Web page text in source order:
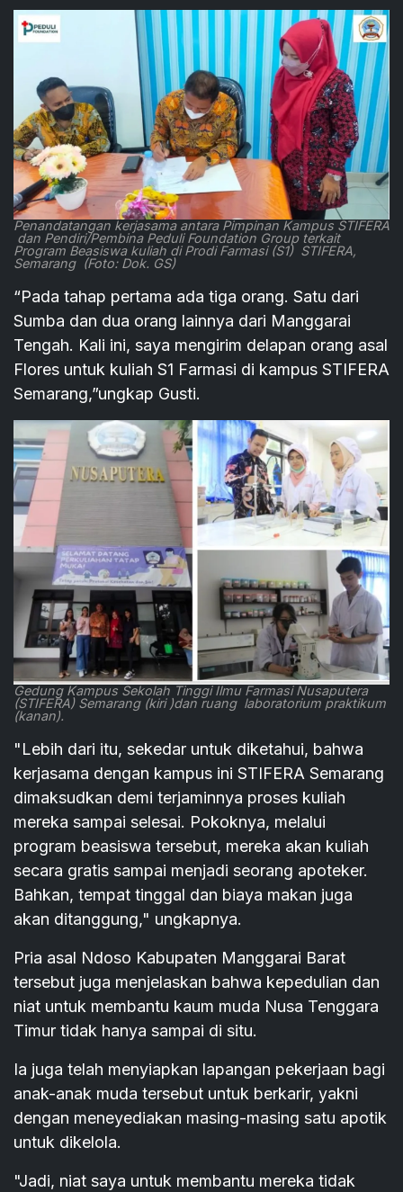
Penandatangan kerjasama antara Pimpinan Kampus STIFERA
dan Pendiri/Pembina Peduli Foundation Group terkait
Program Beasiswa kuliah di Prodi Farmasi (S1) STIFERA,
Semarang (Foto: Dok. GS)
“Pada tahap pertama ada tiga orang. Satu dari
Sumba dan dua orang lainnya dari Manggarai
Tengah. Kali ini, saya mengirim delapan orang asal
Flores untuk kuliah S1 Farmasi di kampus STIFERA
Semarang,”ungkap Gusti.
Gedung Kampus Sekolah Tinggi Ilmu Farmasi Nusaputera
(STIFERA) Semarang (kiri )dan ruang laboratorium praktikum
(kanan).
"Lebih dari itu, sekedar untuk diketahui, bahwa
kerjasama dengan kampus ini STIFERA Semarang
dimaksudkan demi terjaminnya proses kuliah
mereka sampai selesai. Pokoknya, melalui
program beasiswa tersebut, mereka akan kuliah
secara gratis sampai menjadi seorang apoteker.
Bahkan, tempat tinggal dan biaya makan juga
akan ditanggung," ungkapnya.
Pria asal Ndoso Kabupaten Manggarai Barat
tersebut juga menjelaskan bahwa kepedulian dan
niat untuk membantu kaum muda Nusa Tenggara
Timur tidak hanya sampai di situ.
Ia juga telah menyiapkan lapangan pekerjaan bagi
anak-anak muda tersebut untuk berkarir, yakni
dengan meneyediakan masing-masing satu apotik
untuk dikelola.
"Jadi, niat saya untuk membantu mereka tidak